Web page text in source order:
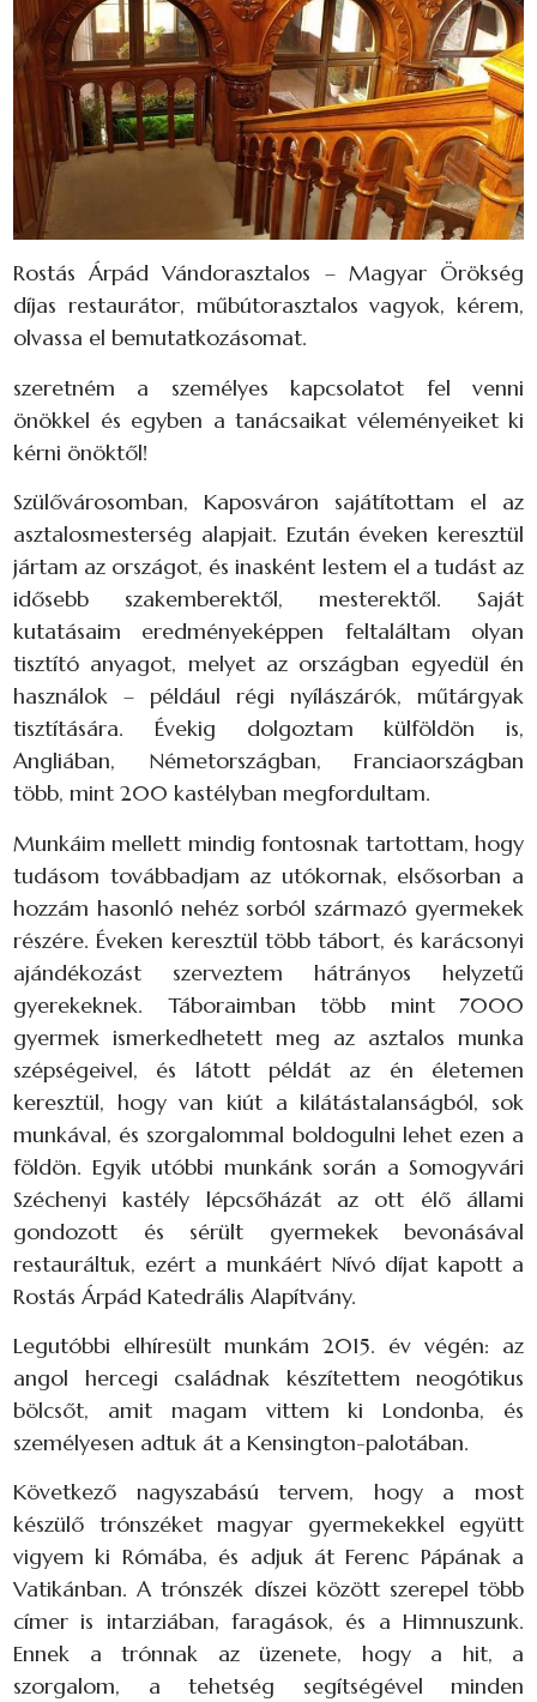
Rostás Árpád Vándorasztalos – Magyar Örökség
díjas restaurátor, műbútorasztalos vagyok, kérem,
olvassa el bemutatkozásomat.
szeretném a személyes kapcsolatot fel venni
önökkel és egyben a tanácsaikat véleményeiket ki
kérni önöktől!
Szülővárosomban, Kaposváron sajátítottam el az
asztalosmesterség alapjait. Ezután éveken keresztül
jártam az országot, és inasként lestem el a tudást az
idősebb szakemberektől, mesterektől. Saját
kutatásaim eredményeképpen feltaláltam olyan
tisztító anyagot, melyet az országban egyedül én
használok – például régi nyílászárók, műtárgyak
tisztítására. Évekig dolgoztam külföldön is,
Angliában, Németországban, Franciaországban
több, mint 200 kastélyban megfordultam.
Munkáim mellett mindig fontosnak tartottam, hogy
tudásom továbbadjam az utókornak, elsősorban a
hozzám hasonló nehéz sorból származó gyermekek
részére. Éveken keresztül több tábort, és karácsonyi
ajándékozást szerveztem hátrányos helyzetű
gyerekeknek. Táboraimban több mint 7000
gyermek ismerkedhetett meg az asztalos munka
szépségeivel, és látott példát az én életemen
keresztül, hogy van kiút a kilátástalanságból, sok
munkával, és szorgalommal boldogulni lehet ezen a
földön. Egyik utóbbi munkánk során a Somogyvári
Széchenyi kastély lépcsőházát az ott élő állami
gondozott és sérült gyermekek bevonásával
restauráltuk, ezért a munkáért Nívó díjat kapott a
Rostás Árpád Katedrális Alapítvány.
Legutóbbi elhíresült munkám 2015. év végén: az
angol hercegi családnak készítettem neogótikus
bölcsőt, amit magam vittem ki Londonba, és
személyesen adtuk át a Kensington-palotában.
Következő nagyszabású tervem, hogy a most
készülő trónszéket magyar gyermekekkel együtt
vigyem ki Rómába, és adjuk át Ferenc Pápának a
Vatikánban. A trónszék díszei között szerepel több
címer is intarziában, faragások, és a Himnuszunk.
Ennek a trónnak az üzenete, hogy a hit, a
szorgalom, a tehetség segítségével minden